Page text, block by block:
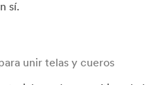
sí.
unir telas y cueros